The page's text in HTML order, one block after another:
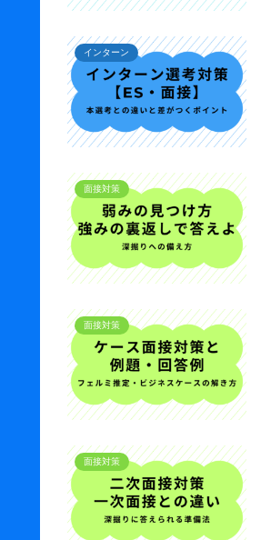
インターン
面接対策
面接対策
面接対策